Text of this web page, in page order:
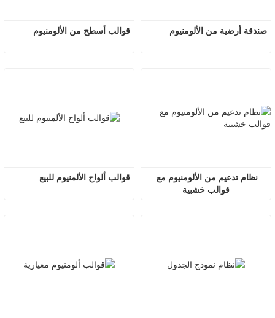
قوالب أسطح من الألومنيوم صندقة أرضية من الألومنيوم
قوالب ألواح الألمنيوم للبيع
قوالب خشبية